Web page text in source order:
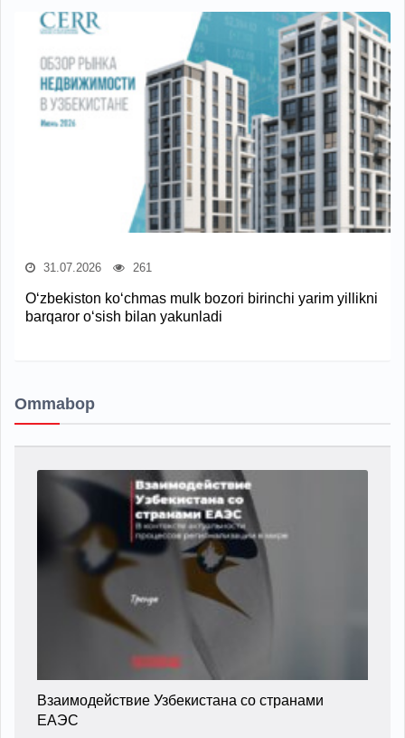
31.07.2026 261
O‘zbekiston ko‘chmas mulk bozori birinchi yarim yillikni
barqaror o‘sish bilan yakunladi
Ommabop
Взаимодействие Узбекистана со странами
ЕАЭС